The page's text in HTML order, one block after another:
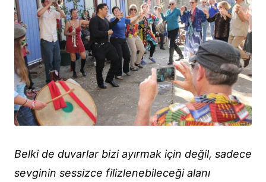
Belki de duvarlar bizi ayırmak için değil, sadece
sevginin sessizce filizlenebileceği alanı